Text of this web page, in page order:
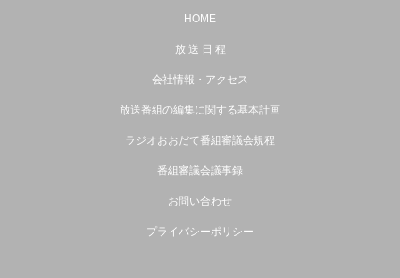
HOME
放 送 日 程
会社情報・アクセス
放送番組の編集に関する基本計画
ラジオおおだて番組審議会規程
番組審議会議事録
お問い合わせ
プライバシーポリシー